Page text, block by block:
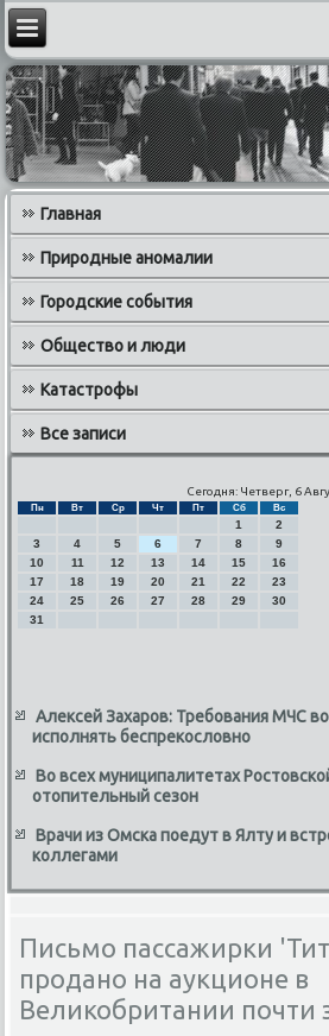
Главная
Природные аномалии
Городские события
Общество и люди
Катастрофы
Все записи
Сегодня: Четверг, 6
Пн Вт Ср Чт Пт Сб Вс
1
2
3
4 5 6 7 8
9
10
11 12 13 14 15
16
17
18 19 20 21 22
23
24
25 26 27 28 29
30
31
Алексей Захаров: Требования МЧС
исполнять беспрекословно
Во всех муниципалитетах
отопительный сезон
Врачи из Омска поедут в Ялту и
коллегами
Письмо пассажирки
продано на аукционе в
Великобритании почти